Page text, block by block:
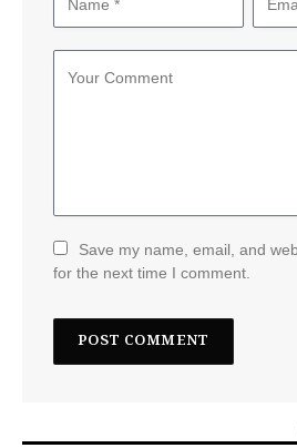
Save my name, email, and
for the next time I comment.